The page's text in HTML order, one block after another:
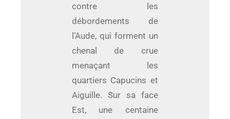
contre les
débordements de
l’Aude, qui forment un
chenal de crue
menaçant les
quartiers Capucins et
Aiguille. Sur sa face
Est, une centaine